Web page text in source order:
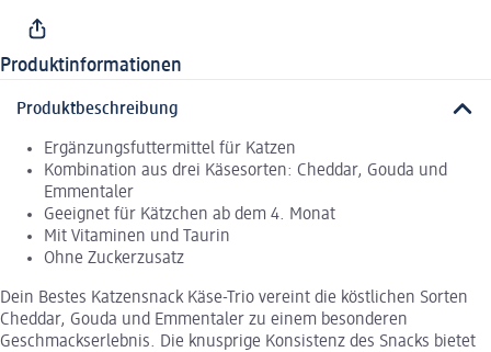
Produktinformationen
Produktbeschreibung
Ergänzungsfuttermittel für Katzen
Kombination aus drei Käsesorten: Cheddar, Gouda und
Emmentaler
Geeignet für Kätzchen ab dem 4. Monat
Mit Vitaminen und Taurin
Ohne Zuckerzusatz
Dein Bestes Katzensnack Käse-Trio vereint die köstlichen Sorten
Cheddar, Gouda und Emmentaler zu einem besonderen
Geschmackserlebnis. Die knusprige Konsistenz des Snacks bietet